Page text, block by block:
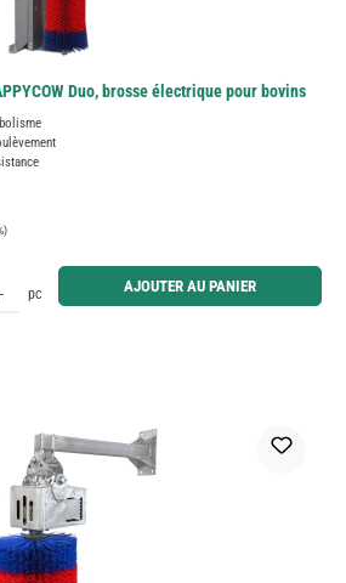
Duo, brosse électrique pour bovins
souhaitée ou utilisez les boutons pour augmenter ou
pc AJOUTER AU PANIER